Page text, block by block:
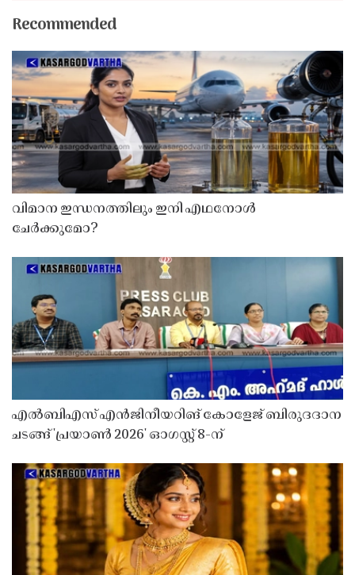
Recommended
വിമാന ഇന്ധനത്തിലും ഇനി എഥനോൾ
ചേർക്കുമോ?
എൽബിഎസ് എൻജിനീയറിങ് കോളേജ് ബിരുദദാന
ചടങ്ങ് 'പ്രയാൺ 2026' ഓഗസ്റ്റ് 8-ന്